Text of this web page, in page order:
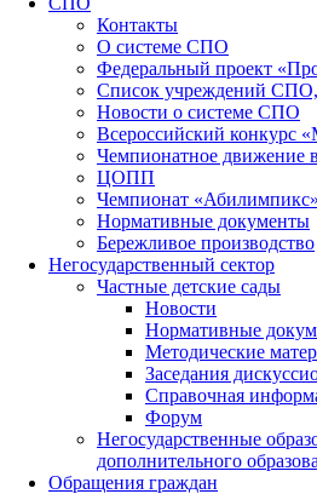
Контакты
О системе СПО
Федеральный проект
Список учреждений
Новости о системе СПО
Всероссийский конкурс
Чемпионатное движение
ЦОПП
Чемпионат «Абилимпикс»
Нормативные документы
Бережливое производство
Негосударственный сектор
Частные детские сады
Новости
Нормативные
Методические
Заседания
Справочная
Форум
Негосударственные
дополнительного
Обращения граждан